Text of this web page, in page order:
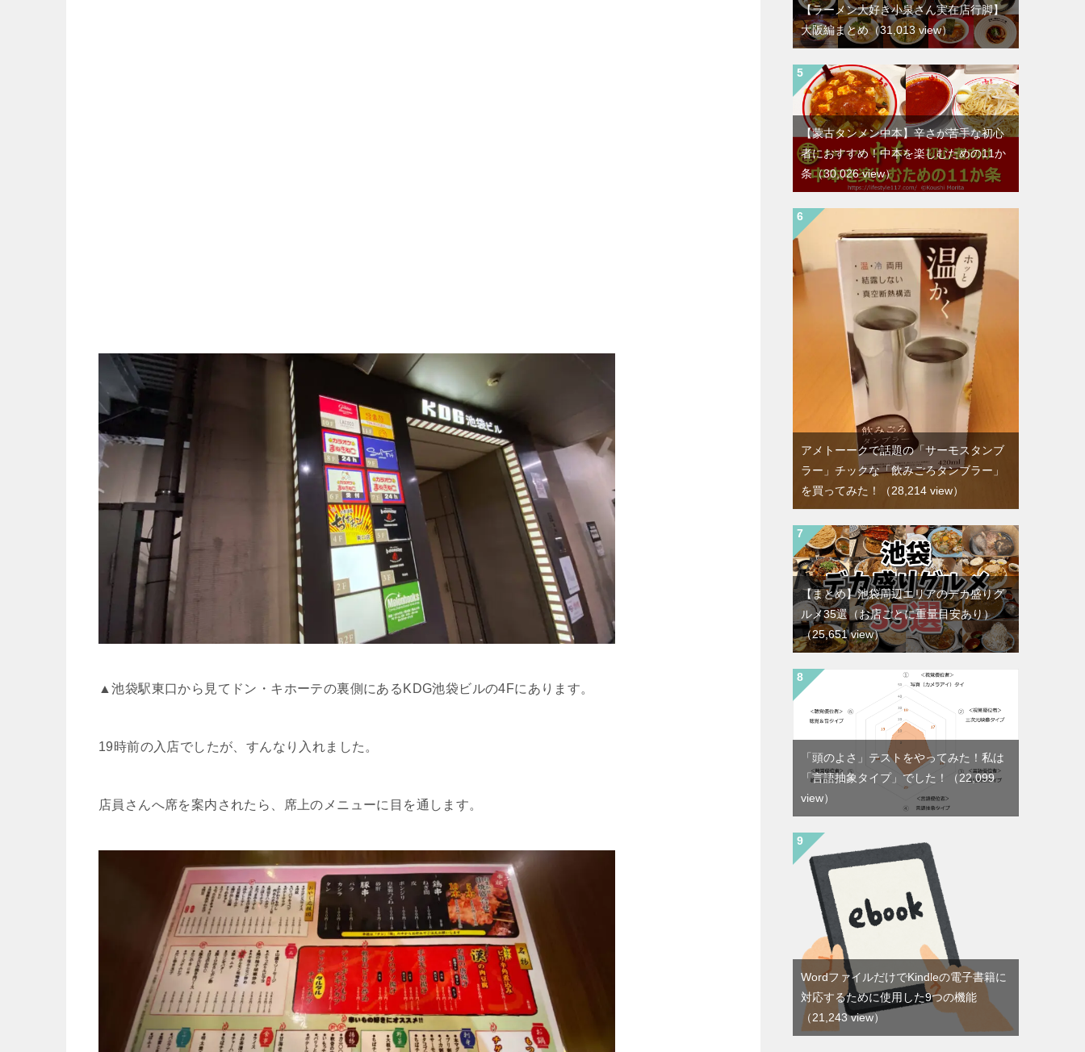
▲池袋駅東口から見てドン・キホーテの裏側にある KDG池袋ビルの4Fにあります。
19時前の入店でしたが、すんなり入れました。
店員さんへ席を案内されたら、席上のメニューに目を通します。
【ラーメン大好き小泉さん実在店行脚】
大阪編まとめ（31,013 view）
【蒙古タンメン中本】辛さが苦手な初心
者におすすめ！中本を楽しむための11か
条（30,026 view）
アメトーークで話題の「サーモスタンブ
ラー」チックな「飲みごろタンブラー」
を買ってみた！
（28,214 view）
【まとめ】池袋周辺エリアのデカ盛りグ
ルメ35選（お店ごとに重量目安あり）
（25,651 view）
「頭のよさ」テストをやってみた！私は
「言語抽象タイプ」でした！
（22,099
view）
WordファイルだけでKindleの電子書籍に
対応するために使用した9つの機能
（21,243 view）